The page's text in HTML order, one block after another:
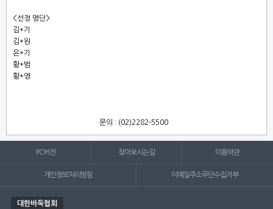
<선정 명단>
김*기
김*원
은*기
황*범
황*영
문의 : (02)2282-5500
PC버전 찾아오시는길 이용약관
개인정보처리방침 이메일주소무단수집거부
대한바둑협회